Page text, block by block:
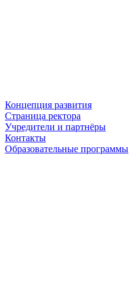
Концепция развития
Страница ректора
Учредители и партнёры
Контакты
Образовательные программы